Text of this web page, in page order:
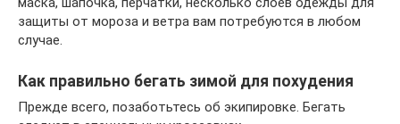
защиты от мороза и ветра вам потребуются в любом
случае.
Как правильно бегать зимой для похудения
Прежде всего, позаботьтесь об экипировке. Бегать